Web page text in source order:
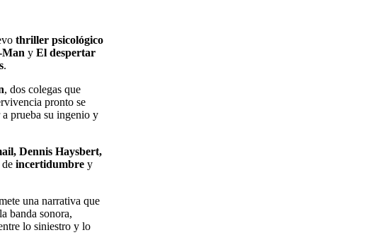
thriller psicológico
Man y El despertar
.
, dos colegas que
pronto se
a prueba su ingenio y
Dennis Haysbert,
incertidumbre y
una narrativa que
banda sonora,
lo siniestro y lo